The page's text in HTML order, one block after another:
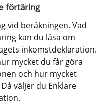
förtäring
vid beräkningen. Vad
kan du läsa om
inkomstdeklaration.
mycket du får göra
och hur mycket
väljer du Enklare